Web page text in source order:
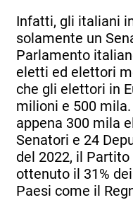
Infatti, gli italiani
solamente un
Parlamento
eletti ed elettori
che gli elettori in
milioni e 500
appena 300 mila
Senatori e 24
del 2022, il
ottenuto il 31%
Paesi come il